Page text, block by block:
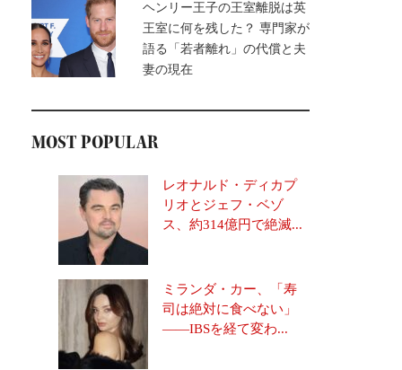
ヘンリー王子の王室離脱は英
王室に何を残した？ 専門家が
語る「若者離れ」の代償と夫
妻の現在
MOST POPULAR
レオナルド・ディカプ
リオとジェフ・ベゾ
ス、約314億円で絶滅...
ミランダ・カー、「寿
司は絶対に食べない」
――IBSを経て変わ...